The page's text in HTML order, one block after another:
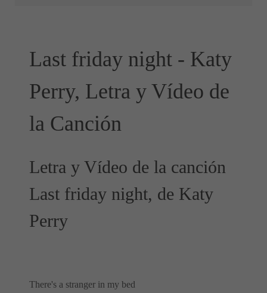
Last friday night - Katy
Perry, Letra y Vídeo de
la Canción
Letra y Vídeo de la canción
Last friday night, de Katy
Perry
There's a stranger in my bed